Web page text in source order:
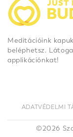
Meditációink
beléphetsz.
applikációnkat!
ADATVÉDELMI
©2026